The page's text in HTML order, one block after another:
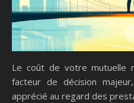
Le coût de votre mutuelle
facteur de décision
apprécié au regard des